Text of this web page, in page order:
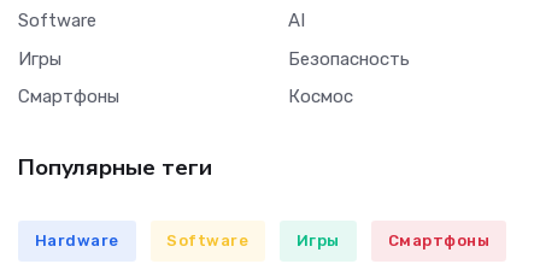
Software
Игры
Смартфоны
AI
Безопасность
Космос
Популярные теги
Hardware Software Игры Смартфоны